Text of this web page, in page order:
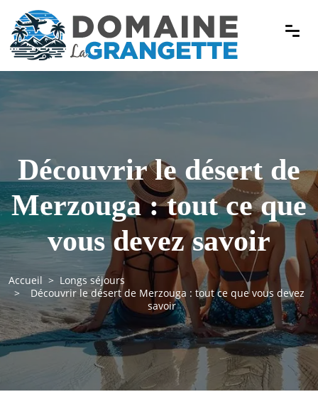
Découvrir le désert de
Merzouga : tout ce que
vous devez savoir
Accueil
Longs séjours
Découvrir le désert de Merzouga : tout ce que vous devez
savoir